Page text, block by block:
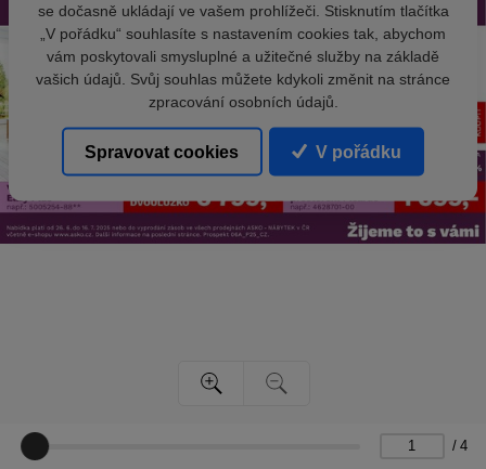
/ 4
se dočasně ukládají ve vašem prohlížeči. Stisknutím tlačítka
„V pořádku“ souhlasíte s nastavením cookies tak, abychom
vám poskytovali smysluplné a užitečné služby na základě
vašich údajů. Svůj souhlas můžete kdykoli změnit na stránce
zpracování osobních údajů.
Spravovat cookies V pořádku